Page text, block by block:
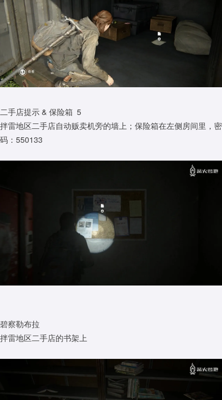
二手店提示 & 保险箱 5
拌雷地区二手店自动贩卖机旁的墙上；保险箱在左侧房间里，密
码：550133
碧察勒布拉
拌雷地区二手店的书架上